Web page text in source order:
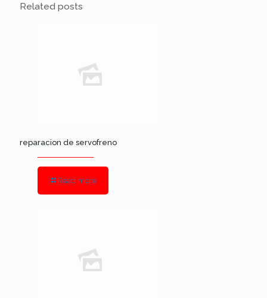
Related posts
reparacion de servofreno
Read more